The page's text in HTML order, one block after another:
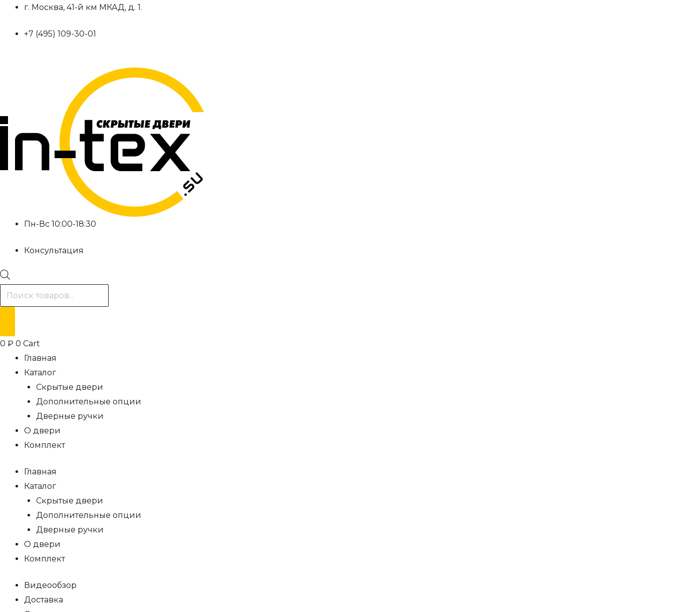
Перейти
содержимому
г. Москва, 41-й км МКАД, д. 1.
+7 (495) 109-30-01
Пн-Вс 10:00-18:30
Консультация
Поиск
товаров
0 ₽ 0 Cart
Главная
Каталог
Скрытые двери
Дополнительные опции
Дверные ручки
О двери
Комплект
Главная
Каталог
Скрытые двери
Дополнительные опции
Дверные ручки
О двери
Комплект
Видеообзор
Доставка